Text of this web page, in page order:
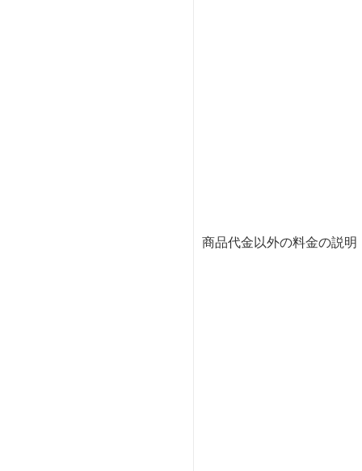
商品代金以外の料金の説明